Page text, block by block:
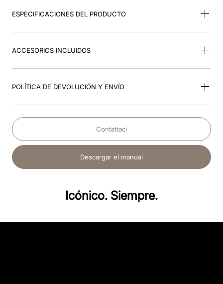
ESPECIFICACIONES DEL PRODUCTO
ACCESORIOS INCLUIDOS
POLÍTICA DE DEVOLUCIÓN Y ENVÍO
Contattaci
Descargar el manual
Icónico. Siempre.